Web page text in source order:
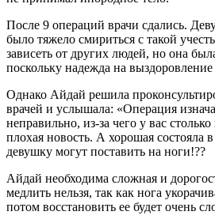
После 9 операций врачи сдались.
было тяжело смириться с такой
зависеть от других людей, но она
поскольку надежда на выздоровление
Однако Айдай решила
врачей и услышала: «Операция
неправильно, из-за чего у вас
плохая новость. А хорошая состояла
девушку могут поставить на ноги!??
Айдай необходима сложная и
медлить нельзя, так как нога
потом восстановить ее будет очень